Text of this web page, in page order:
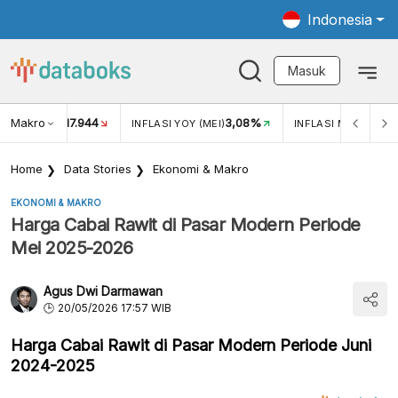
Indonesia
Masuk
Makro
USD/IDR 17.944 INFLASI YOY (MEI)3,08% INFLASI MOM (MEI)
Home Data Stories Ekonomi & Makro
EKONOMI & MAKRO
Harga Cabai Rawit di Pasar Modern Periode
Mei 2025-2026
Agus Dwi Darmawan
20/05/2026 17:57 WIB
Harga Cabai Rawit di Pasar Modern Periode Juni
2024-2025